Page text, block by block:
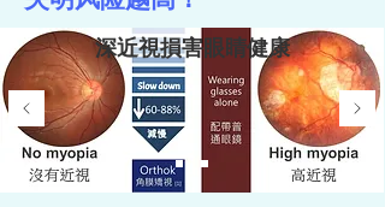
深近視損害眼睛健康